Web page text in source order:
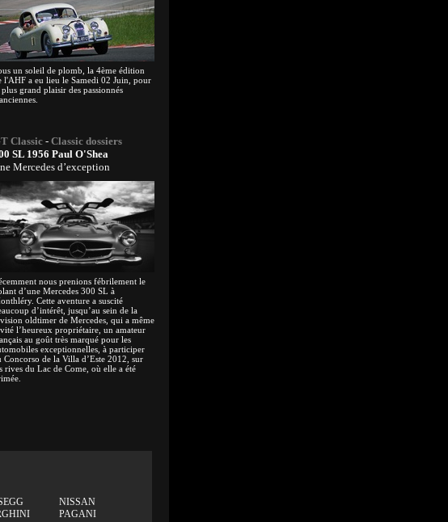
un soleil de plomb, la 4ème édition
l'AHF a eu lieu le Samedi 02 Juin, pour
plus grand plaisir des passionnés
Classic - Classic dossiers
SL 1956 Paul O'Shea
Mercedes d’exception
nous prenions fébrilement le
d’une Mercedes 300 SL à
Cette aventure a suscité
d’intérêt, jusqu’au sein de la
oldtimer de Mercedes, qui a même
l’heureux propriétaire, un amateur
au goût très marqué pour les
exceptionnelles, à participer
Concorso de la Villa d’Este 2012, sur
rives du Lac de Come, où elle a été
NISSAN
PAGANI